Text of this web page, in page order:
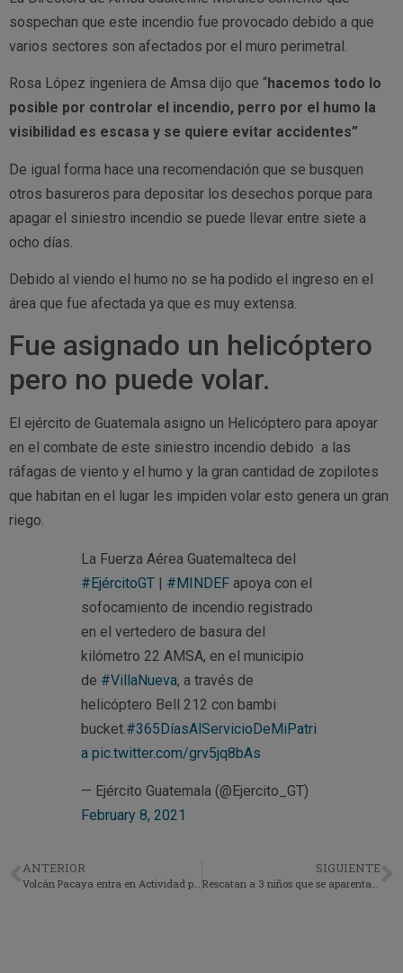
sospechan que este incendio fue provocado debido a que
varios sectores son afectados por el muro perimetral.
Rosa López ingeniera de Amsa dijo que “hacemos todo lo
posible por controlar el incendio, perro por el humo la
visibilidad es escasa y se quiere evitar accidentes”
De igual forma hace una recomendación que se busquen
otros basureros para depositar los desechos porque para
apagar el siniestro incendio se puede llevar entre siete a
ocho días.
Debido al viendo el humo no se ha podido el ingreso en el
área que fue afectada ya que es muy extensa.
Fue asignado un helicóptero
pero no puede volar.
El ejército de Guatemala asigno un Helicóptero para apoyar
en el combate de este siniestro incendio debido a las
ráfagas de viento y el humo y la gran cantidad de zopilotes
que habitan en el lugar les impiden volar esto genera un gran
riego.
La Fuerza Aérea Guatemalteca del
#EjércitoGT
#MINDEF apoya con el
sofocamiento de incendio registrado
en el vertedero de basura del
kilómetro 22 AMSA, en el municipio
de #VillaNueva, a través de
helicóptero Bell 212 con bambi
bucket.#365DíasAlServicioDeMiPatri
a pic.twitter.com/grv5jq8bAs
— Ejército Guatemala (@Ejercito_GT)
February 8, 2021
ANTERIOR SIGUIENTE